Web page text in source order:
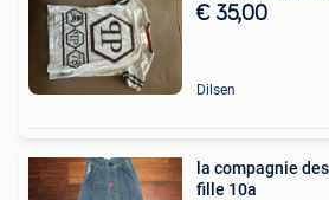
€ 35,00
Dilsen
la compagnie
fille 10a